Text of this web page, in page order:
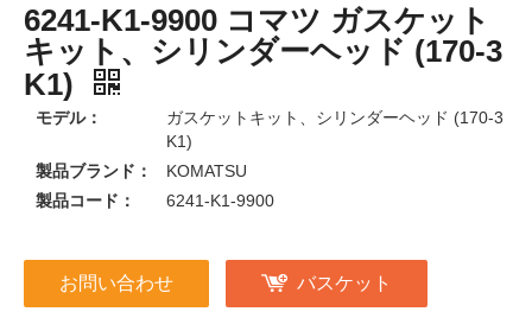
6241-K1-9900 コマツ ガスケット
キット、シリンダーヘッド (170-3
K1)
モデル：
ガスケットキット、シリンダーヘッド (170-3
K1)
製品ブランド：
KOMATSU
製品コード：
6241-K1-9900
お問い合わせ バスケット